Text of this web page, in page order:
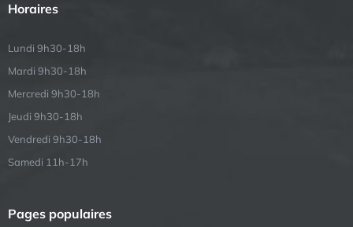
Horaires
Lundi 9h30-18h
Mardi 9h30-18h
Mercredi 9h30-18h
Jeudi 9h30-18h
Vendredi 9h30-18h
Samedi 11h-17h
Pages populaires